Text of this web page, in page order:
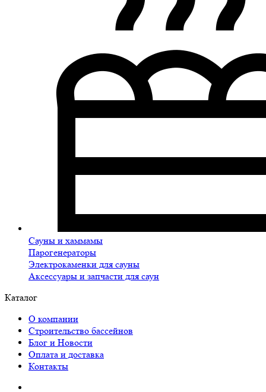
Сауны и хаммамы
Парогенераторы
Электрокаменки для сауны
Аксессуары и запчасти для саун
Каталог
О компании
Строительство бассейнов
Блог и Новости
Оплата и доставка
Контакты